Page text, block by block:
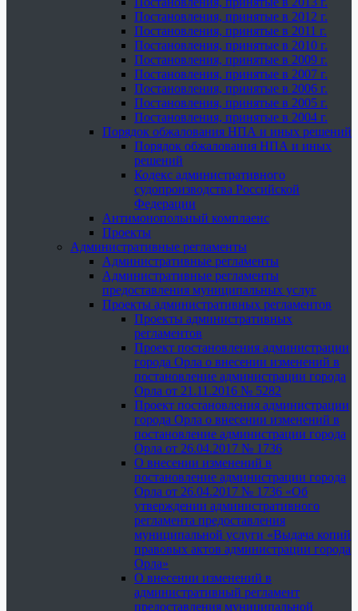
Постановления, принятые в 2012 г.
Постановления, принятые в 2011 г.
Постановления, принятые в 2010 г.
Постановления, принятые в 2009 г.
Постановления, принятые в 2007 г.
Постановления, принятые в 2006 г.
Постановления, принятые в 2005 г.
Постановления, принятые в 2004 г.
Порядок обжалования НПА и иных решений
Порядок обжалования НПА и иных
решений
Кодекс административного
судопроизводства Российской
Федерации
Антимонопольный комплаенс
Проекты
Административные регламенты
Административные регламенты
Административные регламенты
предоставления муниципальных услуг
Проекты административных регламентов
Проекты административных
регламентов
Проект постановления администрации
города Орла о внесении изменений в
постановление администрации города
Орла от 21.11.2016 № 5282
Проект постановления администрации
города Орла о внесении изменений в
постановление администрации города
Орла от 26.04.2017 № 1736
О внесении изменений в
постановление администрации города
Орла от 26.04.2017 № 1736 «Об
утверждении административного
регламента предоставления
муниципальной услуги «Выдача копий
правовых актов администрации города
Орла»
О внесении изменений в
административный регламент
предоставления муниципальной